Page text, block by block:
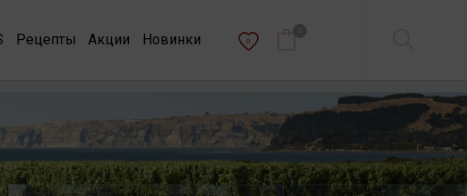
Рецепты Акции Новинки 0